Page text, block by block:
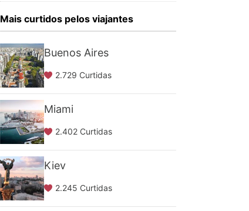
Mais curtidos pelos viajantes
Buenos Aires
2.729 Curtidas
Miami
2.402 Curtidas
Kiev
2.245 Curtidas